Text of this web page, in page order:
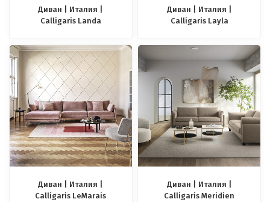
Диван | Италия |
Calligaris Landa
Диван | Италия |
Calligaris Layla
Диван | Италия |
Calligaris LeMarais
Диван | Италия |
Calligaris Meridien